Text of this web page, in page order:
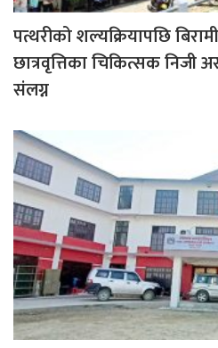
पत्थरीको शल्यक्रियापछि
छात्रवृत्तिका चिकित्सक निजी
संलग्न